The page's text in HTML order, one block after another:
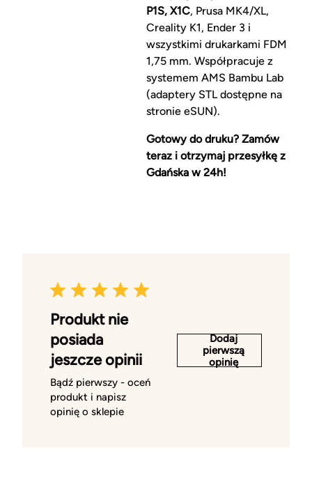
P1S, X1C, Prusa MK4/XL,
Creality K1, Ender 3 i
wszystkimi drukarkami FDM
1,75 mm. Współpracuje z
systemem AMS Bambu Lab
(adaptery STL dostępne na
stronie eSUN).
Gotowy do druku? Zamów
teraz i otrzymaj przesyłkę z
Gdańska w 24h!
Produkt nie
posiada
jeszcze opinii
Bądź pierwszy - oceń
produkt i napisz
opinię o sklepie
Dodaj
pierwszą
opinię